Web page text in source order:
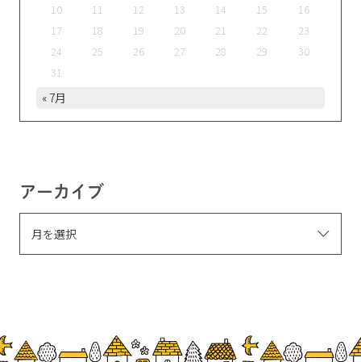
10
11 12 13 14 15
16
17
18 19 20 21 22
23
24
25 26 27 28 29
30
31
« 7月
アーカイブ